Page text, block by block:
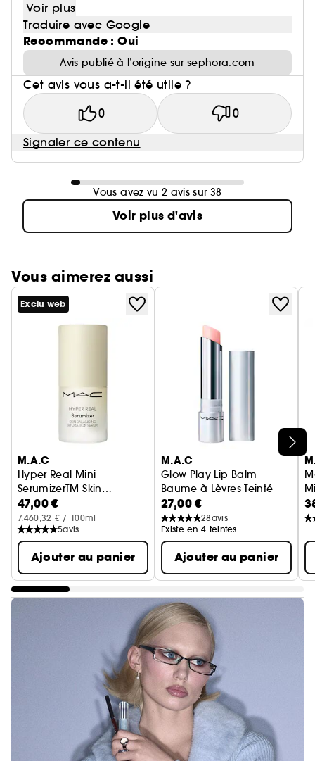
Voir plus
Traduire avec Google
Recommande : Oui
Avis publié à l’origine sur sephora.com
Cet avis vous a-t-il été utile ?
0 0
Signaler ce contenu
Vous avez vu 2 avis sur 38
Voir plus d'avis
Vous aimerez aussi
Ignorer le carrousel produits
Exclu web
M.A.C
Hyper Real Mini
SerumizerTM Skin
Balancing Hydration
Serum
Serum Hydratant
47,00 €
7.460,32 € / 100ml
5avis
Ajouter au panier
M.A.C
Glow Play Lip Balm
Baume à Lèvres Teinté
27,00 €
28avis
Existe en 4 teintes
Ajouter au panier